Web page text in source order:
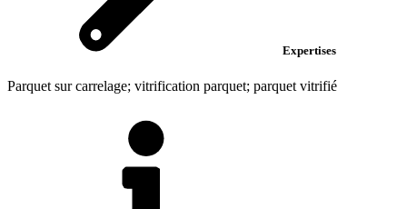
Expertises
Parquet sur carrelage; vitrification parquet; parquet vitrifié